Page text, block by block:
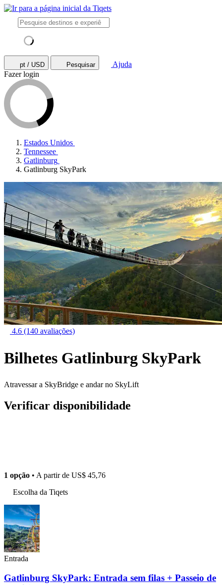
pt / USD Pesquisar
Ajuda
Fazer login
Estados Unidos
Tennessee
Gatlinburg
Gatlinburg SkyPark
4.6 (140 avaliações)
Bilhetes Gatlinburg SkyPark
Atravessar a SkyBridge e andar no SkyLift
Verificar disponibilidade
1 opção • A partir de US$ 45,76
Escolha da Tiqets
Entrada
Gatlinburg SkyPark: Entrada sem filas + Passeio de